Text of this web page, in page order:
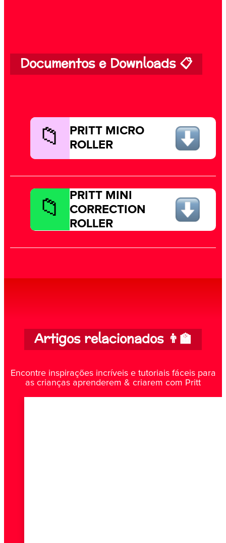
Documentos e Downloads 📋
PRITT MICRO
ROLLER
PRITT MINI
CORRECTION
ROLLER
Artigos relacionados 👨‍🏫
Encontre inspirações incríveis e tutoriais fáceis para
as crianças aprenderem & criarem com Pritt